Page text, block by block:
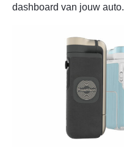
dashboard van jouw auto.